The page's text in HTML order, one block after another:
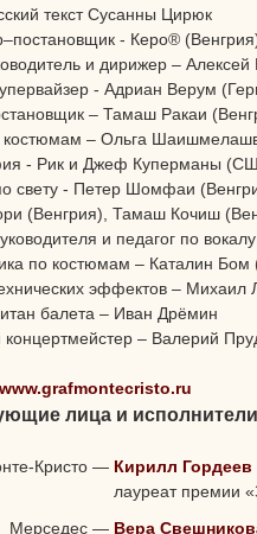
текст Сусанны Цирюк
- Керо®
и дирижер –
- Адриан Верум
– Тамаш Ракаи
костюмам – Ольга
- Рик и Джеф Куперманы
свету - Петер Шомфаи
(Венгрия), Тамаш Кочиш
и педагог по
по костюмам – Каталин Бом
эффектов – Михаил
балета – Иван Дрёмин
концертмейстер – Валерий
www.grafmontecristo.ru
лица и
Кристо — Кирилл Гордеев
лауреат премии
Мерседес — Вера